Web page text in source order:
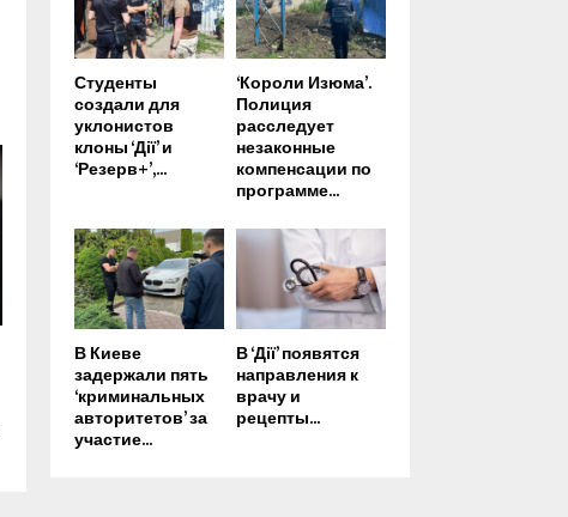
Студенты
создали для
уклонистов
клоны ‘Дії’ и
‘Резерв+’,...
‘Короли Изюма’.
Полиция
расследует
незаконные
компенсации по
программе...
В Киеве
задержали пять
‘криминальных
авторитетов’ за
участие...
В ‘Дії’ появятся
направления к
врачу и
рецепты...